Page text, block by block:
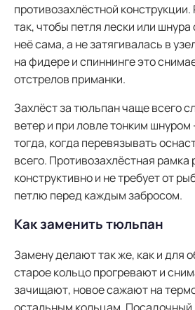
противозахлёстной
так, чтобы петля лески или
неё сама, а не затягивалась в
на фидере и спиннинге это
отстрелов приманки.
Захлёст за тюльпан чаще всего
ветер и при ловле тонким
тогда, когда перевязывать
всего. Противозахлёстная
конструктивно и не требует от
петлю перед каждым забросом.
Как заменить тюльпан
Замену делают так же, как и для
старое кольцо прогревают и
зачищают, новое сажают на